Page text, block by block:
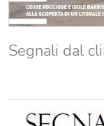
Segnali dal